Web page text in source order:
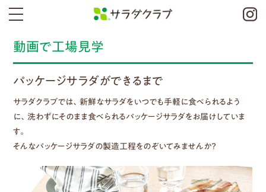
動画で工場見学
パッケージサラダができるまで
サラダクラブでは、新鮮なサラダをいつでも手軽に食べられるよう
に、洗わずにそのまま食べられるパッケージサラダをお届けしていま
す。
そんなパッケージサラダの製造工程をのぞいてみませんか？